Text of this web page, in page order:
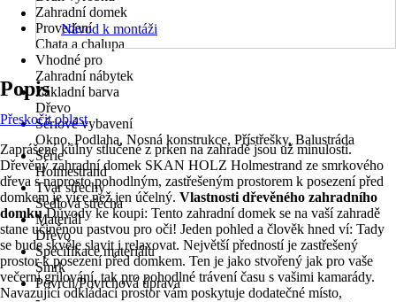
Zahradní domek
Provedení
Chata a chalupa
Vhodné pro
Zahradní nábytek
Základní barva
Dřevo
Sériové vybavení
Okno, Podlaha, Nosná konstrukce, Přístřešky, Balustráda
Série
Holmestrand
Tvar střechy
Sedlová střecha
Materiál
Dřevo
Specifikace materiálu
Smrk
Povrch/Povrchová úprava
-
Návod k montáži
Popis
Přeskočit oblast
Zaprášené kůlny stlučené z prken na zahradě jsou už minulostí.
Dřevěný zahradní domek SKAN HOLZ Holmestrand ze smrkového
dřeva s naprosto pohodlným, zastřešeným prostorem k posezení před
domkem je více než jen účelný. Vlastnosti dřevěného zahradního
domkuDůvody ke koupi: Tento zahradní domek se na vaší zahradě
stane učiněnou pastvou pro oči! Jeden pohled a člověk hned ví: Tady
se bude skvěle slavit i relaxovat. Největší předností je zastřešený
prostor k posezení před domkem. Ten je jako stvořený jak pro vaše
večerní grilování, tak pro pohodlné trávení času s vašimi kamarády.
Navazující odkládací prostor vám poskytuje dodatečné místo,